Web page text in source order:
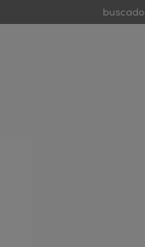
buscador